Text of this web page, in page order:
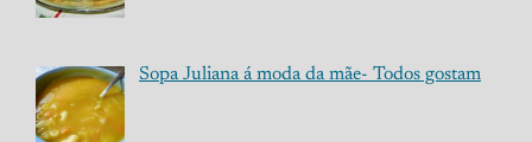
Sopa Juliana á moda da mãe- Todos gostam